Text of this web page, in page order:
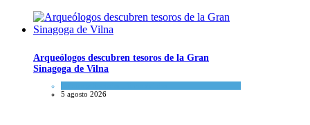
Arqueólogos descubren tesoros de la Gran
Sinagoga de Vilna
5 agosto 2026